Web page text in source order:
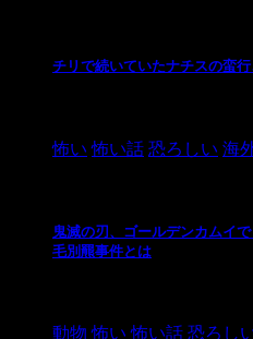
チリで続いていたナチスの蛮
怖い 怖い話 恐ろしい 海
鬼滅の刃、ゴールデンカムイ
毛別羆事件とは
動物 怖い 怖い話 恐ろし